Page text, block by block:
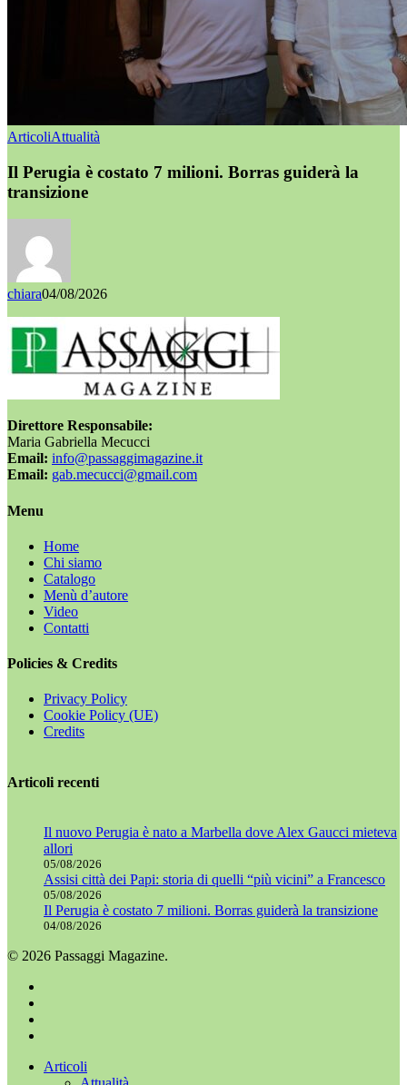
ArticoliAttualità
Il Perugia è costato 7 milioni. Borras guiderà la
transizione
chiara04/08/2026
Direttore Responsabile:
Maria Gabriella Mecucci
Email: info@passaggimagazine.it
Email: gab.mecucci@gmail.com
Menu
Home
Chi siamo
Catalogo
Menù d’autore
Video
Contatti
Policies & Credits
Privacy Policy
Cookie Policy (UE)
Credits
Articoli recenti
Il nuovo Perugia è nato a Marbella dove Alex Gaucci mieteva
allori
05/08/2026
Assisi città dei Papi: storia di quelli “più vicini” a Francesco
05/08/2026
Il Perugia è costato 7 milioni. Borras guiderà la transizione
04/08/2026
© 2026 Passaggi Magazine.
Chiudi Articoli